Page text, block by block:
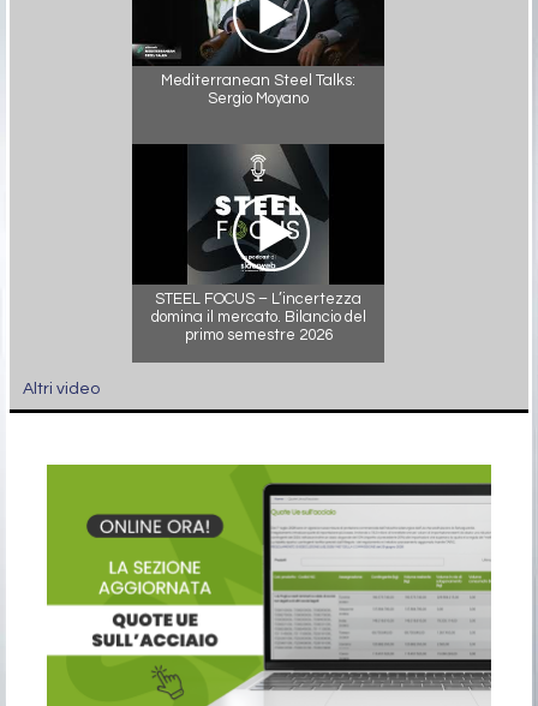
Mediterranean Steel Talks:
Sergio Moyano
STEEL FOCUS – L’incertezza
domina il mercato. Bilancio del
primo semestre 2026
Altri video